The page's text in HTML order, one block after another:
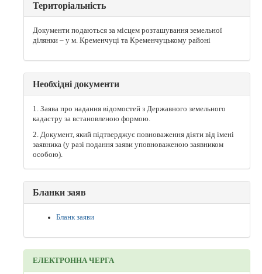
Територіальність
Документи подаються за місцем розташування земельної
ділянки – у м. Кременчуці та Кременчуцькому районі
Необхідні документи
1. Заява про надання відомостей з Державного земельного
кадастру за встановленою формою.
2. Документ, який підтверджує повноваження діяти від імені
заявника (у разі подання заяви уповноваженою заявником
особою).
Бланки заяв
Бланк заяви
ЕЛЕКТРОННА ЧЕРГА